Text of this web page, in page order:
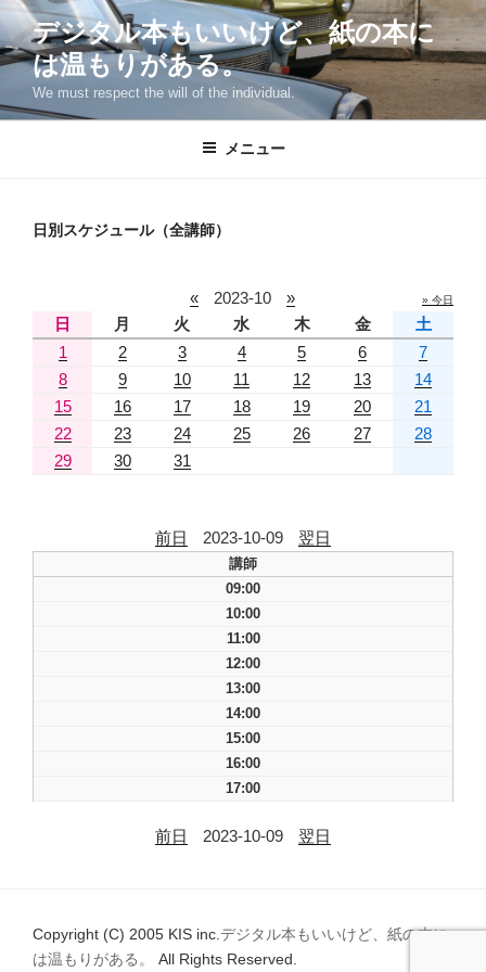
ン
テ
ツ
デジタル本もいいけど、紙の本に
は温もりがある。
We must respect the will of the individual.
メニュー
日別スケジュール（全講師）
« 2023-10 » » 今日
日 月 火 水 木 金
土
1
2 3 4 5 6
7
8
9 10 11 12 13
14
15
16 17 18 19 20
21
22
23 24 25 26 27
28
29
30 31
前日 2023-10-09 翌日
講師
09:00
10:00
11:00
12:00
13:00
14:00
15:00
16:00
17:00
前日 2023-10-09 翌日
Copyright (C) 2005 KIS inc. デジタル本もいいけど、紙の本に
は温もりがある。 All Rights Reserved.